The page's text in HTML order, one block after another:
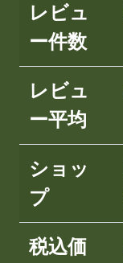
レビュ
ー件数
レビュ
ー平均
ショッ
プ
税込価